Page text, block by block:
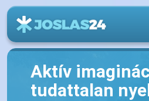
Aktív
tudattalan